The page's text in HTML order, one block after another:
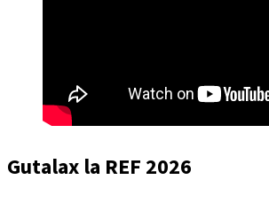
Gutalax la REF 2026